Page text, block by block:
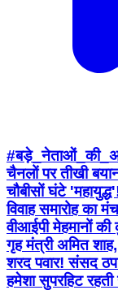
चैनलों पर तीखी
चौबीसों घंटे
विवाह समारोह का
वीआईपी मेहमानों
गृह मंत्री अमित शाह,
शरद पवार! संसद ठप
हमेशा सुपरहिट